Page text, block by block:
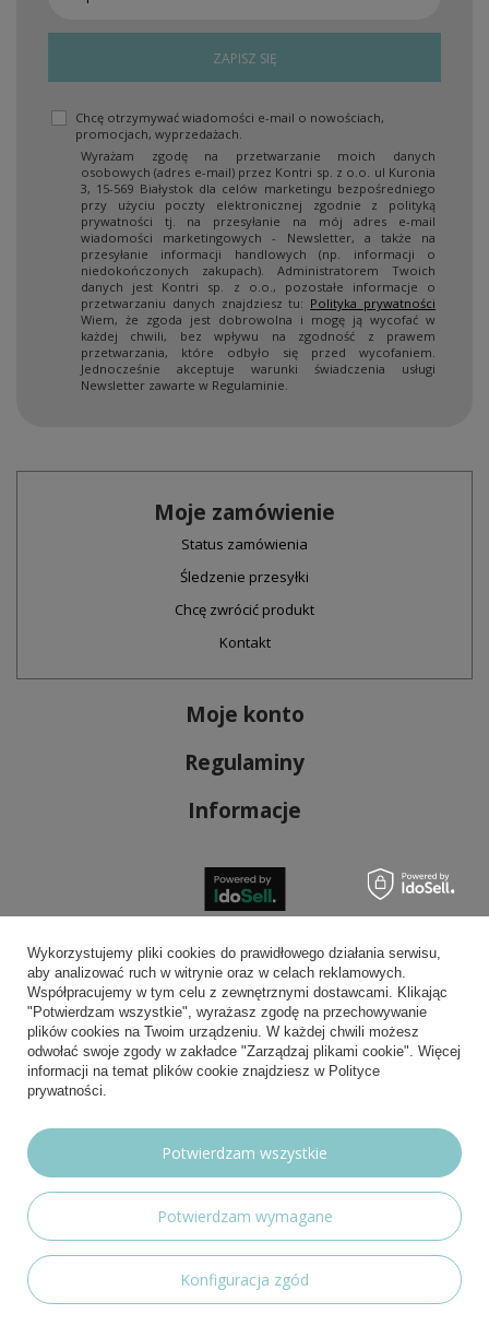
ZAPISZ SIĘ
Chcę otrzymywać wiadomości e-mail o nowościach,
promocjach, wyprzedażach.
Wyrażam zgodę na przetwarzanie moich danych
osobowych (adres e-mail) przez Kontri sp. z o.o. ul Kuronia
3, 15-569 Białystok dla celów marketingu bezpośredniego
przy użyciu poczty elektronicznej zgodnie z polityką
prywatności tj. na przesyłanie na mój adres e-mail
wiadomości marketingowych - Newsletter, a także na
przesyłanie informacji handlowych (np. informacji o
niedokończonych zakupach). Administratorem Twoich
danych jest Kontri sp. z o.o., pozostałe informacje o
przetwarzaniu danych znajdziesz tu: Polityka prywatności
Wiem, że zgoda jest dobrowolna i mogę ją wycofać w
każdej chwili, bez wpływu na zgodność z prawem
przetwarzania, które odbyło się przed wycofaniem.
Jednocześnie akceptuje warunki świadczenia usługi
Newsletter zawarte w Regulaminie.
Moje zamówienie
Status zamówienia
Śledzenie przesyłki
Chcę zwrócić produkt
Kontakt
Moje konto
Regulaminy
Informacje
Bezpieczne płatności
Wygodna dostawa
Możesz nam zaufać
Wykorzystujemy pliki cookies do prawidłowego działania serwisu,
aby analizować ruch w witrynie oraz w celach reklamowych.
Współpracujemy w tym celu z zewnętrznymi dostawcami. Klikając
"Potwierdzam wszystkie", wyrażasz zgodę na przechowywanie
plików cookies na Twoim urządzeniu. W każdej chwili możesz
odwołać swoje zgody w zakładce "Zarządzaj plikami cookie". Więcej
informacji na temat plików cookie znajdziesz w Polityce
prywatności.
Potwierdzam wymagane
Konfiguracja zgód
Potwierdzam wszystkie